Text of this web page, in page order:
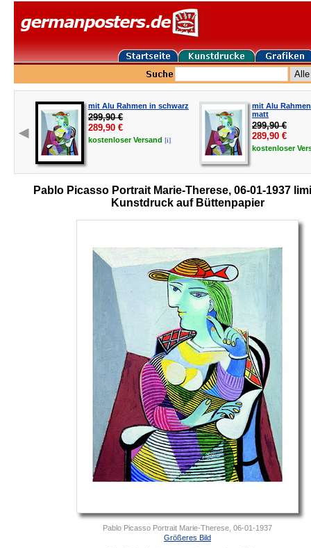
mit Alu Rahmen in schwarz
299,90 €
289,90 €
kostenloserVersand [i]
mit Alu
matt
299,90 €
289,90 €
kostenloser
Pablo Picasso Portrait Marie-Therese, 06-01-1937
Kunstdruck auf Büttenpapier
Pablo Picasso Portrait Marie-Therese, 06-01-1937
Größeres Bild